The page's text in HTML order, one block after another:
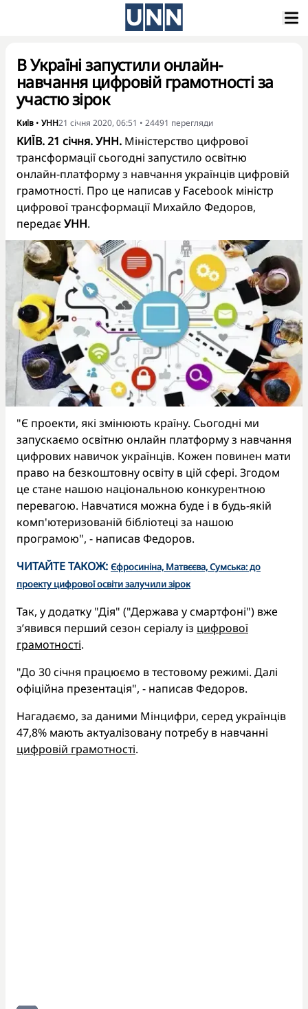
В Україні запустили онлайн-
навчання цифровій грамотності за
участю зірок
Київ • УНН21 січня 2020, 06:51 • 24491 перегляди
КИЇВ. 21 січня. УНН. Міністерство цифрової
трансформації сьогодні запустило освітню
онлайн-платформу з навчання українців цифровій
грамотності. Про це написав у Facebook міністр
цифрової трансформації Михайло Федоров,
передає УНН.
"Є проекти, які змінюють країну. Сьогодні ми
запускаємо освітню онлайн платформу з навчання
цифрових навичок українців. Кожен повинен мати
право на безкоштовну освіту в цій сфері. Згодом
це стане нашою національною конкурентною
перевагою. Навчатися можна буде і в будь-якій
комп'ютеризованій бібліотеці за нашою
програмою", - написав Федоров.
ЧИТАЙТЕ ТАКОЖ: Єфросиніна, Матвєєва, Сумська: до
проекту цифрової освіти залучили зірок
Так, у додатку "Дія" ("Держава у смартфоні") вже
з’явився перший сезон серіалу із цифрової
грамотності.
"До 30 січня працюємо в тестовому режимі. Далі
офіційна презентація", - написав Федоров.
Нагадаємо, за даними Мінцифри, серед українців
47,8% мають актуалізовану потребу в навчанні
цифровій грамотності.